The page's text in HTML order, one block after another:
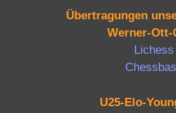
Übertragungen
Werner-Ott-
Lichess
U25-Elo-